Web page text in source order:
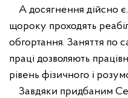
А досягнення дійсно є.
щороку проходять
обгортання. Заняття по
праці дозволяють
рівень фізичного і
Завдяки придбаним